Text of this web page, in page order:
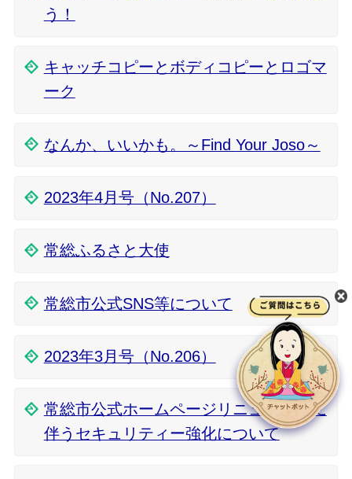
う！
キャッチコピーとボディコピーとロゴマ
ーク
なんか、いいかも。～Find Your Joso～
2023年4月号（No.207）
常総ふるさと大使
常総市公式SNS等について
2023年3月号（No.206）
常総市公式ホームページリニューアルに
伴うセキュリティー強化について